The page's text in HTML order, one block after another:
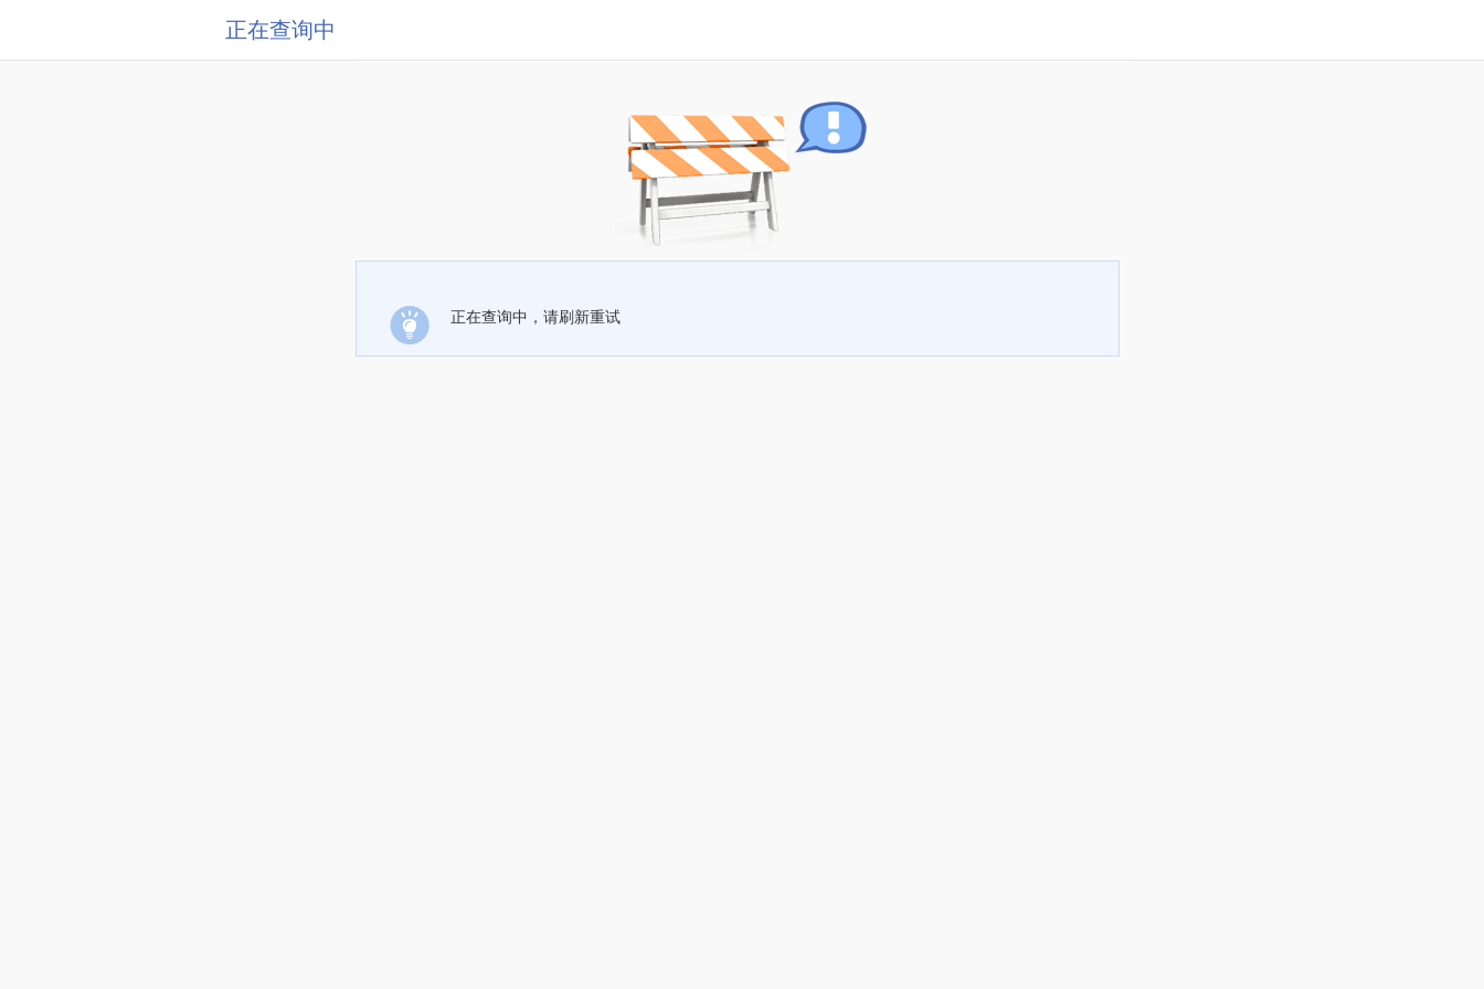
正在查询中
正在查询中，请刷新重试